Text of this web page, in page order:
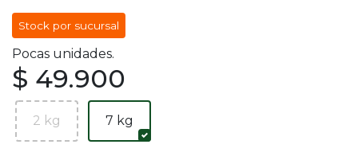
Stock por sucursal
Pocas unidades.
$ 49.900
2 kg 7 kg